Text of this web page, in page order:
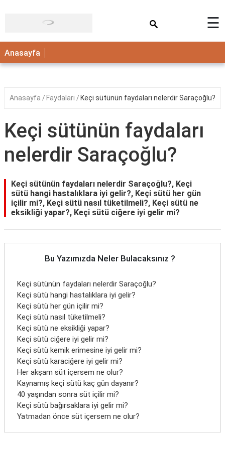
ANASAYFA
☰
Anasayfa
Anasayfa Faydaları Keçi sütünün faydaları nelerdir Saraçoğlu?
Keçi sütünün faydaları
nelerdir Saraçoğlu?
Keçi sütünün faydaları nelerdir Saraçoğlu?, Keçi
sütü hangi hastalıklara iyi gelir?, Keçi sütü her gün
içilir mi?, Keçi sütü nasıl tüketilmeli?, Keçi sütü ne
eksikliği yapar?, Keçi sütü ciğere iyi gelir mi?
Bu Yazımızda Neler Bulacaksınız ?
Keçi sütünün faydaları nelerdir Saraçoğlu?
Keçi sütü hangi hastalıklara iyi gelir?
Keçi sütü her gün içilir mi?
Keçi sütü nasıl tüketilmeli?
Keçi sütü ne eksikliği yapar?
Keçi sütü ciğere iyi gelir mi?
Keçi sütü kemik erimesine iyi gelir mi?
Keçi sütü karaciğere iyi gelir mi?
Her akşam süt içersem ne olur?
Kaynamış keçi sütü kaç gün dayanır?
40 yaşından sonra süt içilir mi?
Keçi sütü bağırsaklara iyi gelir mi?
Yatmadan önce süt içersem ne olur?